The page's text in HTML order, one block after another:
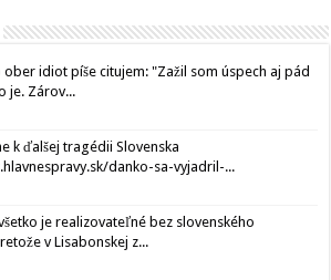
ober idiot píše citujem: "Zažil som úspech aj pád
je. Zárov...
k ďalšej tragédii Slovenska
danko-sa-vyjadril-...
je realizovateľné bez slovenského
v Lisabonskej z...